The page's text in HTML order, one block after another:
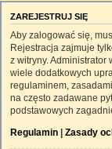
ZAREJESTRUJ SIĘ
Aby zalogować się,
Rejestracja zajmuje
z witryny.
wiele dodatkowych
regulaminem,
na często zadawane
podstawowych
Regulamin | Zasady